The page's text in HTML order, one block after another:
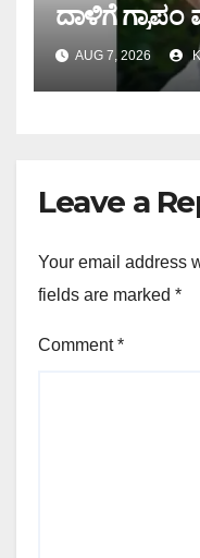
ದಾಳಿಗೆ
ಡಿಸೋಜ ಬಲಿ
AUG 7, 2026
Leave a
Your email address
fields are marked *
Comment*